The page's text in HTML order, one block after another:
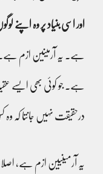
اور اسی بنیاد پر وہ اپنے
ہے۔ یہ آرمینین ازم ہے۔
ہے۔ جو کوئی بھی ایسے
درحقیقت نہیں جانتا کہ
یہ آرمینیین ازم ہے،